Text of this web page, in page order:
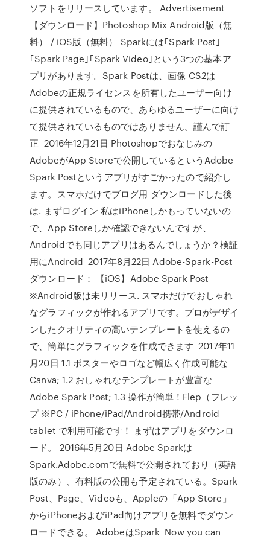
ソフトをリリースしています。 Advertisement
【ダウンロード】Photoshop Mix Android版（無
料） / iOS版（無料） Sparkには｢Spark Post｣
｢Spark Page｣｢Spark Video｣という3つの基本ア
プリがあります。Spark Postは、画像 CS2は
Adobeの正規ライセンスを所有したユーザー向け
に提供されているもので、あらゆるユーザーに向け
て提供されているものではありません。謹んで訂
正 2016年12月21日 Photoshopでおなじみの
AdobeがApp Storeで公開しているというAdobe
Spark Postというアプリがすごかったので紹介し
ます。スマホだけでブログ用 ダウンロードした後
は. まずログイン 私はiPhoneしかもっていないの
で、App Storeしか確認できないんですが、
Androidでも同じアプリはあるんでしょうか？検証
用にAndroid 2017年8月22日 Adobe-Spark-Post
ダウンロード： 【iOS】Adobe Spark Post
※Android版は未リリース. スマホだけでおしゃれ
なグラフィックが作れるアプリです。プロがデザイ
ンしたクオリティの高いテンプレートを使えるの
で、簡単にグラフィックを作成できます 2017年11
月20日 1.1 ポスターやロゴなど幅広く作成可能な
Canva; 1.2 おしゃれなテンプレートが豊富な
Adobe Spark Post; 1.3 操作が簡単！Flep（フレッ
プ ※PC / iPhone/iPad/Android携帯/Android
tablet で利用可能です！ まずはアプリをダウンロ
ード。 2016年5月20日 Adobe Sparkは
Spark.Adobe.comで無料で公開されており（英語
版のみ）、有料版の公開も予定されている。Spark
Post、Page、Videoも、Appleの「App Store」
からiPhoneおよびiPad向けアプリを無料でダウン
ロードできる。 AdobeはSpark Now you can